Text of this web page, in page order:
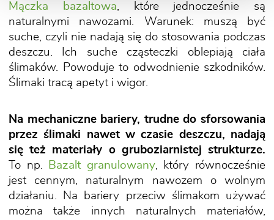
Mączka bazaltowa, które jednocześnie są
naturalnymi nawozami. Warunek: muszą być
suche, czyli nie nadają się do stosowania podczas
deszczu. Ich suche cząsteczki oblepiają ciała
ślimaków. Powoduje to odwodnienie szkodników.
Ślimaki tracą apetyt i wigor.
Na mechaniczne bariery, trudne do sforsowania
przez ślimaki nawet w czasie deszczu, nadają
się też materiały o gruboziarnistej strukturze.
To np.
Bazalt granulowany, który równocześnie
jest cennym, naturalnym nawozem o wolnym
działaniu. Na bariery przeciw ślimakom używać
można także innych naturalnych materiałów,